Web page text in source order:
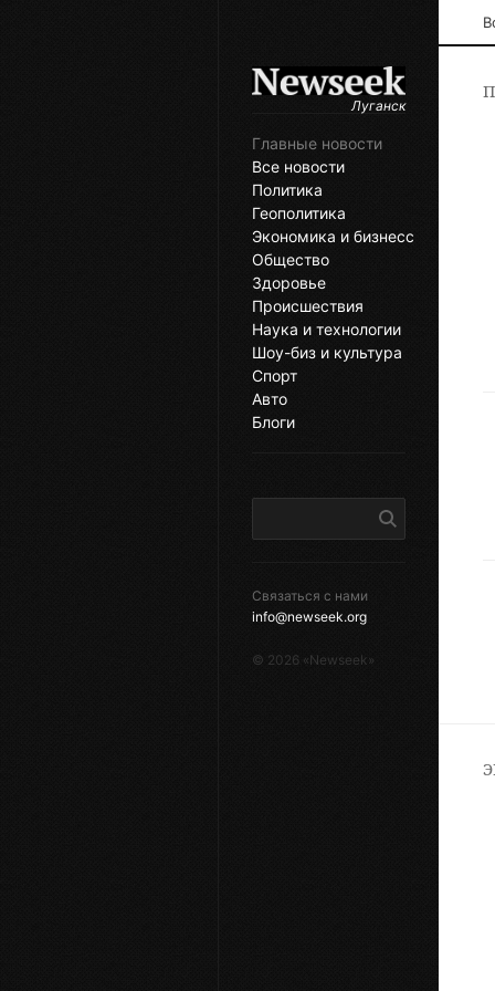
Луганск
Главные новости
Все новости
Политика
Геополитика
Экономика и бизнесс
Общество
Здоровье
Происшествия
Наука и технологии
Шоу-биз и культура
Спорт
Авто
Блоги
Связаться с нами
info@newseek.org
© 2026 «Newseek»